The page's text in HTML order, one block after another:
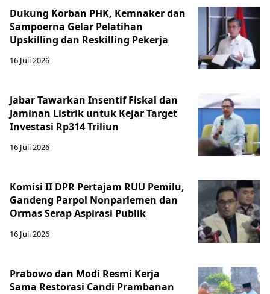
Dukung Korban PHK, Kemnaker dan
Sampoerna Gelar Pelatihan
Upskilling dan Reskilling Pekerja
16 Juli 2026
Jabar Tawarkan Insentif Fiskal dan
Jaminan Listrik untuk Kejar Target
Investasi Rp314 Triliun
16 Juli 2026
Komisi II DPR Pertajam RUU Pemilu,
Gandeng Parpol Nonparlemen dan
Ormas Serap Aspirasi Publik
16 Juli 2026
Prabowo dan Modi Resmi Kerja
Sama Restorasi Candi Prambanan